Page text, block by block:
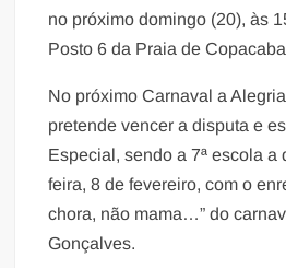
no próximo domingo (20), às
Posto 6 da Praia de
No próximo Carnaval a
pretende vencer a disputa e
Especial, sendo a 7ª escola a
feira, 8 de fevereiro, com o
chora, não mama…” do
Gonçalves.